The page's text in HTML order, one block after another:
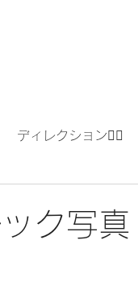
ディレクション👯‍♀️
ク写真